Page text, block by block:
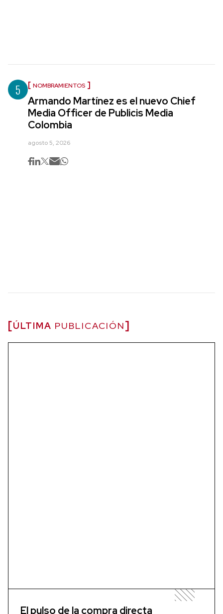
5 NOMBRAMIENTOS
Armando Martínez es el nuevo Chief
Media Officer de Publicis Media
Colombia
agosto 5, 2026
ÚLTIMA PUBLICACIÓN
El pulso de la compra directa